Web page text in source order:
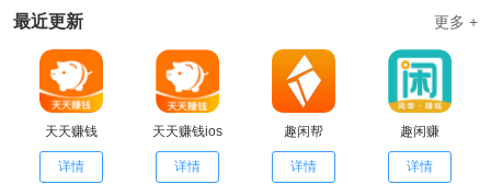
最近更新 更多 +
天天赚钱
详情
天天赚钱ios
详情
趣闲帮
详情
趣闲赚
详情